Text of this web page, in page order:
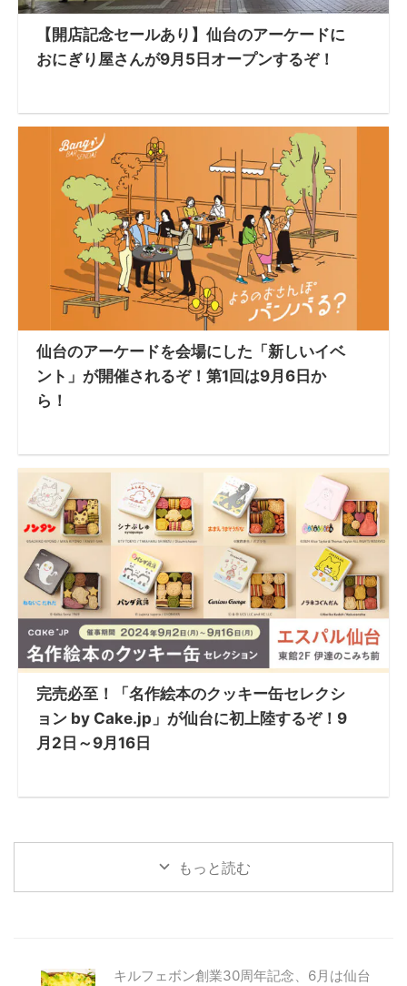
【開店記念セールあり】仙台のアーケードに
おにぎり屋さんが9月5日オープンするぞ！
仙台のアーケードを会場にした「新しいイベ
ント」が開催されるぞ！第1回は9月6日か
ら！
完売必至！「名作絵本のクッキー缶セレクシ
ョン by Cake.jp」が仙台に初上陸するぞ！9
月2日～9月16日
もっと読む
キルフェボン創業30周年記念、6月は仙台